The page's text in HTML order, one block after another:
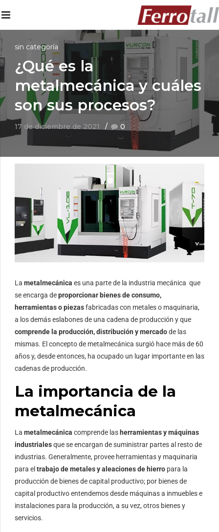
sin categoría
¿Qué es la
metalmecánica y cuáles
son sus procesos?
17 de diciembre de 2021 0
La metalmecánica es una parte de la industria mecánica que
se encarga deproporcionar bienes de consumo,
herramientas o piezasfabricadas con metales o maquinaria,
a los demás eslabones de una cadena de producción y que
comprende la producción, distribución y mercadode las
mismas. El concepto de metalmecánica surgió hace más de 60
años y, desde entonces, ha ocupado un lugar importante en las
cadenas de producción.
La importancia de la
metalmecánica
La metalmecánica comprende las herramientas y máquinas
industrialesque se encargan de suministrar partes al resto de
industrias. Generalmente, provee herramientas y maquinaria
para el trabajo de metales y aleaciones de hierro para la
producción de bienes de capital productivo; por bienes de
capital productivo entendemos desde máquinas a inmuebles e
instalaciones para la producción, a su vez, otros bienes y
servicios.